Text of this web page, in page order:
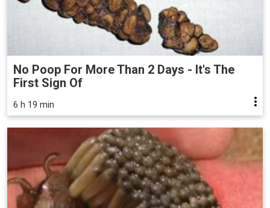
No Poop For More Than 2 Days - It's The
First Sign Of
6 h 19 min